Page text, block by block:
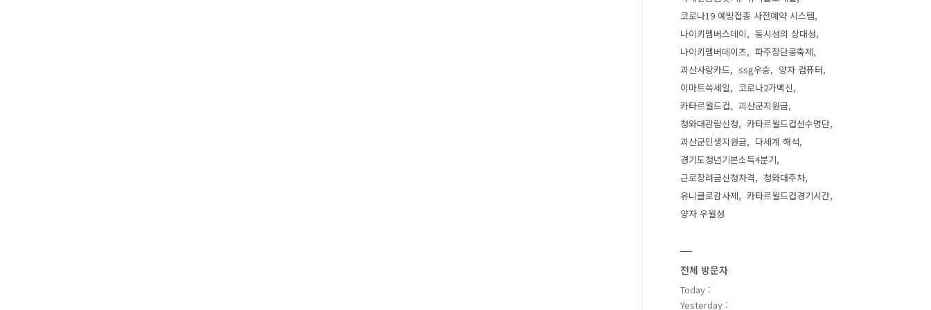
코로나19 예방접종 사전예약 시스템
나이키멤버스데이
동시성의 상대성
나이키멤버데이즈
파주장단콩축제
괴산사랑카드
ssg우승
양자 컴퓨터
이마트쓱세일
코로나2가백신
카타르월드컵
괴산군지원금
청와대관람신청
카타르월드컵선수명단
괴산군민생지원금
다세계 해석
경기도청년기본소득4분기
근로장려금신청자격
청와대주차
유니클로감사제
카타르월드컵경기시간
양자 우월성
전체 방문자
Today :
Yesterday :